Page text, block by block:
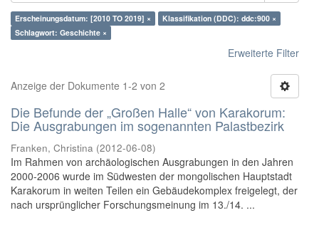
Erscheinungsdatum: [2010 TO 2019] ×
Klassifikation (DDC): ddc:900 ×
Schlagwort: Geschichte ×
Erweiterte Filter
Anzeige der Dokumente 1-2 von 2
Die Befunde der „Großen Halle“ von Karakorum:
Die Ausgrabungen im sogenannten Palastbezirk
Franken, Christina (2012-06-08)
Im Rahmen von archäologischen Ausgrabungen in den Jahren
2000-2006 wurde im Südwesten der mongolischen Hauptstadt
Karakorum in weiten Teilen ein Gebäudekomplex freigelegt, der
nach ursprünglicher Forschungsmeinung im 13./14. ...